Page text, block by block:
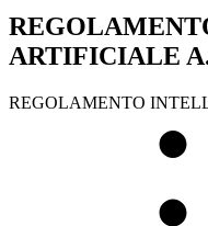
ARTIFICIALE
REGOLAMENTO